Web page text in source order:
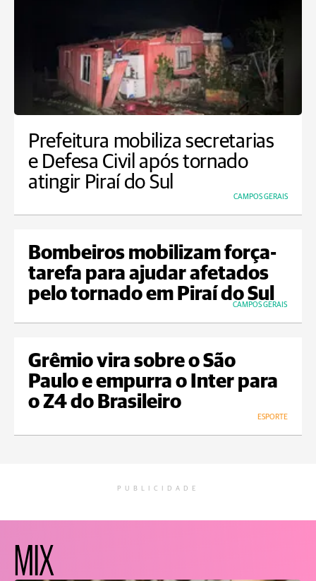
Prefeitura mobiliza secretarias
e Defesa Civil após tornado
atingir Piraí do Sul
CAMPOS GERAIS
Bombeiros mobilizam força-
tarefa para ajudar afetados
pelo tornado em Piraí do Sul
CAMPOS GERAIS
Grêmio vira sobre o São
Paulo e empurra o Inter para
o Z4 do Brasileiro
ESPORTE
PUBLICIDADE
MIX